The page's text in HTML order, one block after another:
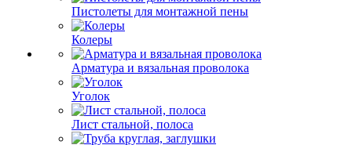
Пистолеты для монтажной пены
Колеры
Арматура и вязальная проволока
Уголок
Лист стальной, полоса